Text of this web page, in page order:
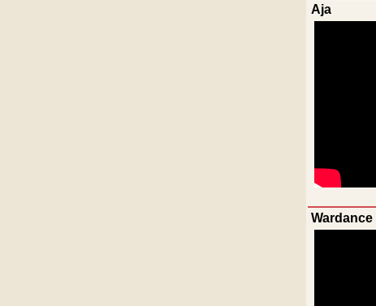
Aja
Wardance